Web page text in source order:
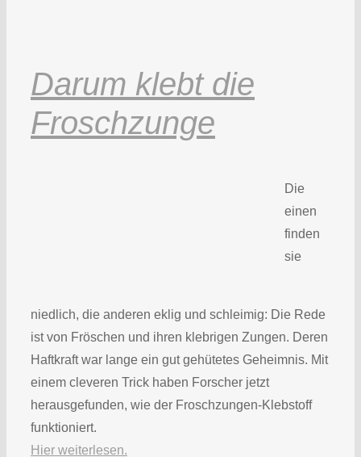
Darum klebt die
Froschzunge
Die
einen
finden
sie
niedlich, die anderen eklig und schleimig: Die Rede
ist von Fröschen und ihren klebrigen Zungen. Deren
Haftkraft war lange ein gut gehütetes Geheimnis. Mit
einem cleveren Trick haben Forscher jetzt
herausgefunden, wie der Froschzungen-Klebstoff
funktioniert.
Hier weiterlesen.